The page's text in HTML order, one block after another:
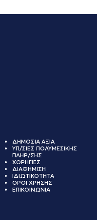
ΔΗΜΟΣΙΑ ΑΞΙΑ
ΥΠ/ΣΙΕΣ ΠΟΛΥΜΕΣΙΚΗΣ
ΠΛΗΡ/ΣΗΣ
ΧΟΡΗΓΙΕΣ
ΔΙΑΦΗΜΙΣΗ
ΙΔΙΩΤΙΚΟΤΗΤΑ
ΟΡΟΙ ΧΡΗΣΗΣ
ΕΠΙΚΟΙΝΩΝΙΑ